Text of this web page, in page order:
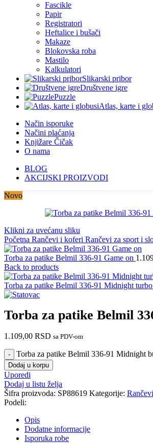
Fascikle
Papir
Registratori
Heftalice i bušači
Makaze
Blokovska roba
Mastilo
Kalkulatori
Slikarski pribor
Društvene igre
Puzzle
Atlas, karte i
Način isporuke
Načini plaćanja
Knjižare Čičak
O nama
BLOG
AKCIJSKI PROIZVODI
Novo
Klikni za uvećanu sliku
Početna Rančevi i koferi Rančevi za sport i
Torba za patike Belmil 336-91 Game on
Back to products
Torba za patike Belmil 336-91 Midnight turbo
Torba za patike Belmil
1.109,00 RSD sa PDV-om
Torba za patike Belmil 336-91 Midnight
Dodaj u korpu
Uporedi
Dodaj u listu želja
Šifra proizvoda: SP88619 Kategorije:
Podeli:
Opis
Dodatne informacije
Isporuka robe